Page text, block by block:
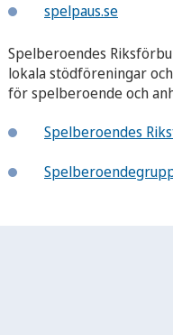
spelpaus.se
Spelberoendes
lokala stödföreningar
för spelberoende och
Spelberoendes